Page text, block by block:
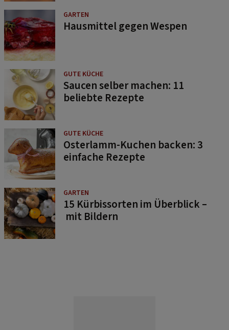
GARTEN
Hausmittel gegen Wespen
GUTE KÜCHE
Saucen selber machen: 11
beliebte Rezepte
GUTE KÜCHE
Osterlamm-Kuchen backen: 3
einfache Rezepte
GARTEN
15 Kürbissorten im Überblick –
mit Bildern